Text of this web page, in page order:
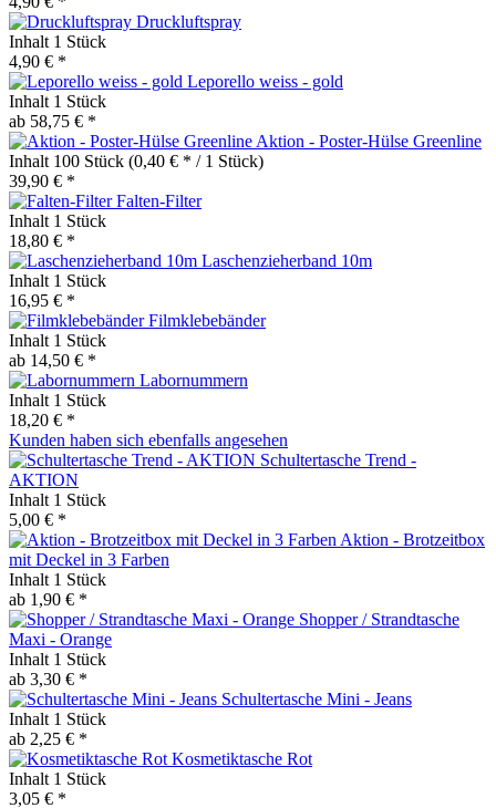
Druckluftspray
Inhalt 1 Stück
4,90 € *
Leporello weiss - gold
Inhalt 1 Stück
ab 58,75 € *
Aktion - Poster-Hülse Greenline
Inhalt 100 Stück (0,40 € * / 1 Stück)
39,90 € *
Falten-Filter
Inhalt 1 Stück
18,80 € *
Laschenzieherband 10m
Inhalt 1 Stück
16,95 € *
Filmklebebänder
Inhalt 1 Stück
ab 14,50 € *
Labornummern
Inhalt 1 Stück
18,20 € *
Kunden haben sich ebenfalls angesehen
Schultertasche Trend -
AKTION
Inhalt 1 Stück
5,00 € *
Aktion - Brotzeitbox
mit Deckel in 3 Farben
Inhalt 1 Stück
ab 1,90 € *
Shopper / Strandtasche
Maxi - Orange
Inhalt 1 Stück
ab 3,30 € *
Schultertasche Mini - Jeans
Inhalt 1 Stück
ab 2,25 € *
Kosmetiktasche Rot
Inhalt 1 Stück
3,05 € *